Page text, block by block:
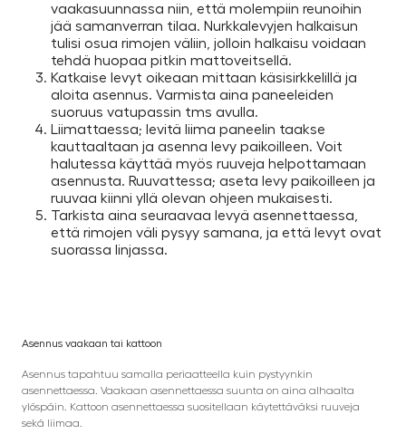
vaakasuunnassa niin, että molempiin reunoihin
jää samanverran tilaa. Nurkkalevyjen halkaisun
tulisi osua rimojen väliin, jolloin halkaisu voidaan
tehdä huopaa pitkin mattoveitsellä.
Katkaise levyt oikeaan mittaan käsisirkkelillä ja
aloita asennus. Varmista aina paneeleiden
suoruus vatupassin tms avulla.
Liimattaessa; levitä liima paneelin taakse
kauttaaltaan ja asenna levy paikoilleen. Voit
halutessa käyttää myös ruuveja helpottamaan
asennusta. Ruuvattessa; aseta levy paikoilleen ja
ruuvaa kiinni yllä olevan ohjeen mukaisesti.
Tarkista aina seuraavaa levyä asennettaessa,
että rimojen väli pysyy samana, ja että levyt ovat
suorassa linjassa.
Asennus vaakaan tai kattoon
Asennus tapahtuu samalla periaatteella kuin pystyynkin
asennettaessa. Vaakaan asennettaessa suunta on aina alhaalta
ylöspäin. Kattoon asennettaessa suositellaan käytettäväksi ruuveja
sekä liimaa.